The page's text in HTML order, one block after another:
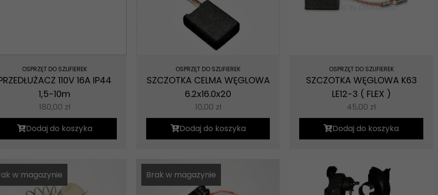
OSPRZĘT DO SZLIFIEREK
110V 16A IP44
1,5-10m
180,00 zł
Dodaj do koszyka
OSPRZĘT DO SZLIFIEREK
SZCZOTKA CELMA WĘGLOWA
6.2x16.0x20
10,00 zł
Dodaj do koszyka
OSPRZĘT DO SZLIFIEREK
SZCZOTKA WĘGLOWA K63
LE12-3 ( FLEX )
45,00 zł
Dodaj do koszyka
w magazynie Brak w magazynie